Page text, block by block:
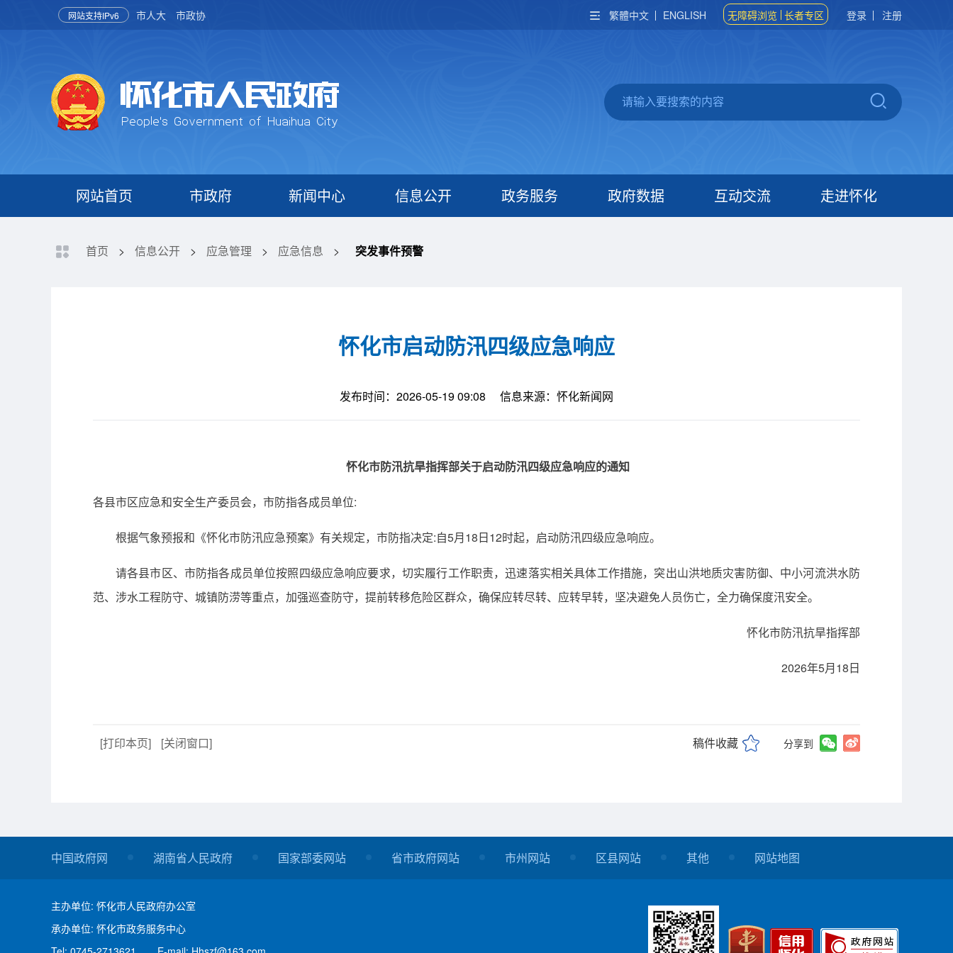
网站支持IPv6 市人大 市政协 繁體中文 ENGLISH 无障碍浏览 长者专区 登录 注册
网站首页 市政府 新闻中心 信息公开 政务服务 政府数据 互动交流 走进怀化
首页 > 信息公开 > 应急管理 > 应急信息 > 突发事件预警
怀化市启动防汛四级应急响应
发布时间：2026-05-19 09:08 信息来源：怀化新闻网
怀化市防汛抗旱指挥部关于启动防汛四级应急响应的通知
各县市区应急和安全生产委员会，市防指各成员单位:
根据气象预报和《怀化市防汛应急预案》有关规定，市防指决定:自5月18日12时起，启动防汛四级应急响应。
请各县市区、市防指各成员单位按照四级应急响应要求，切实履行工作职责，迅速落实相关具体工作措施，突出山洪地质灾害防御、中小河流洪水防
范、涉水工程防守、城镇防涝等重点，加强巡查防守，提前转移危险区群众，确保应转尽转、应转早转，坚决避免人员伤亡，全力确保度汛安全。
怀化市防汛抗旱指挥部
2026年5月18日
[打印本页] [关闭窗口] 稿件收藏 分享到
中国政府网 湖南省人民政府 国家部委网站 省市政府网站 市州网站 区县网站 其他 网站地图
主办单位: 怀化市人民政府办公室
承办单位: 怀化市政务服务中心